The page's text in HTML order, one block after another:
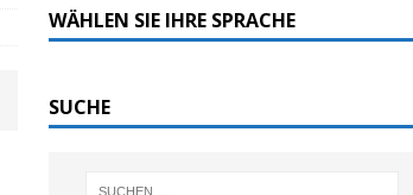
WÄHLEN SIE IHRE SPRACHE
SUCHE